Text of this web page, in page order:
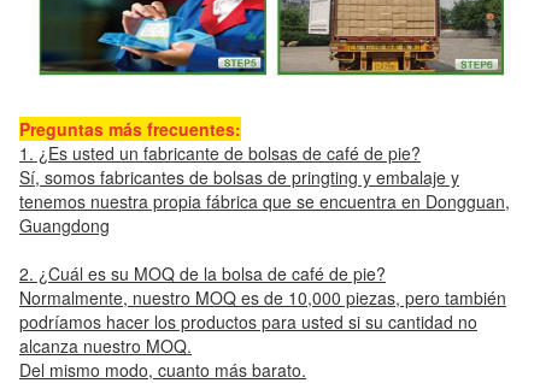
Preguntas más frecuentes:
1. ¿Es usted un fabricante de bolsas de café de pie?
Sí, somos fabricantes de bolsas de pringting y embalaje y
tenemos nuestra propia fábrica que se encuentra en Dongguan,
Guangdong
2. ¿Cuál es su MOQ de la bolsa de café de pie?
Normalmente, nuestro MOQ es de 10,000 piezas, pero también
podríamos hacer los productos para usted si su cantidad no
alcanza nuestro MOQ.
Del mismo modo, cuanto más barato.